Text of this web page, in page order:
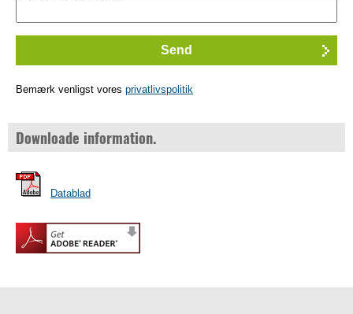
Bemærk venligst vores privatlivspolitik
Downloade information.
Datablad